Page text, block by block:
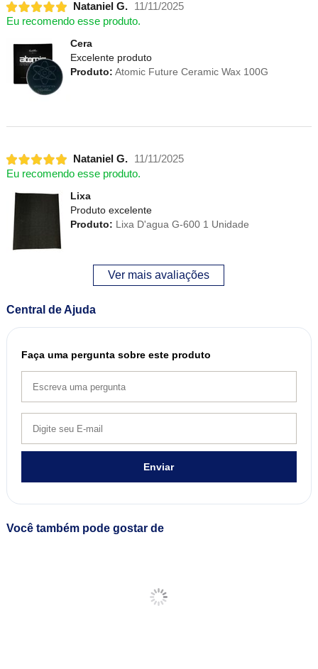
Nataniel G.
11/11/2025
Eu recomendo esse produto.
Cera
Excelente produto
Produto: Atomic Future Ceramic Wax 100G
Nataniel G.
11/11/2025
Eu recomendo esse produto.
Lixa
Produto excelente
Produto: Lixa D'agua G-600 1 Unidade
Ver mais avaliações
Central de Ajuda
Faça uma pergunta sobre este produto
Enviar
Você também pode gostar de